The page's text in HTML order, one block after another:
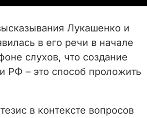
Лукашенко и
в его речи в начале
слухов, что создание
РФ – это способ проложить
в контексте вопросов